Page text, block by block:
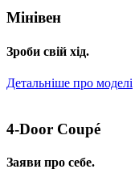
Мінівен
Зроби свій хід.
Детальніше про моделі
4-Door Coupé
Заяви про себе.